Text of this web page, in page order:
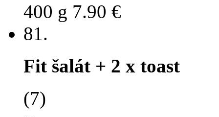
400 g 7.90 €
81.
Fit šalát + 2 x toast
(7)